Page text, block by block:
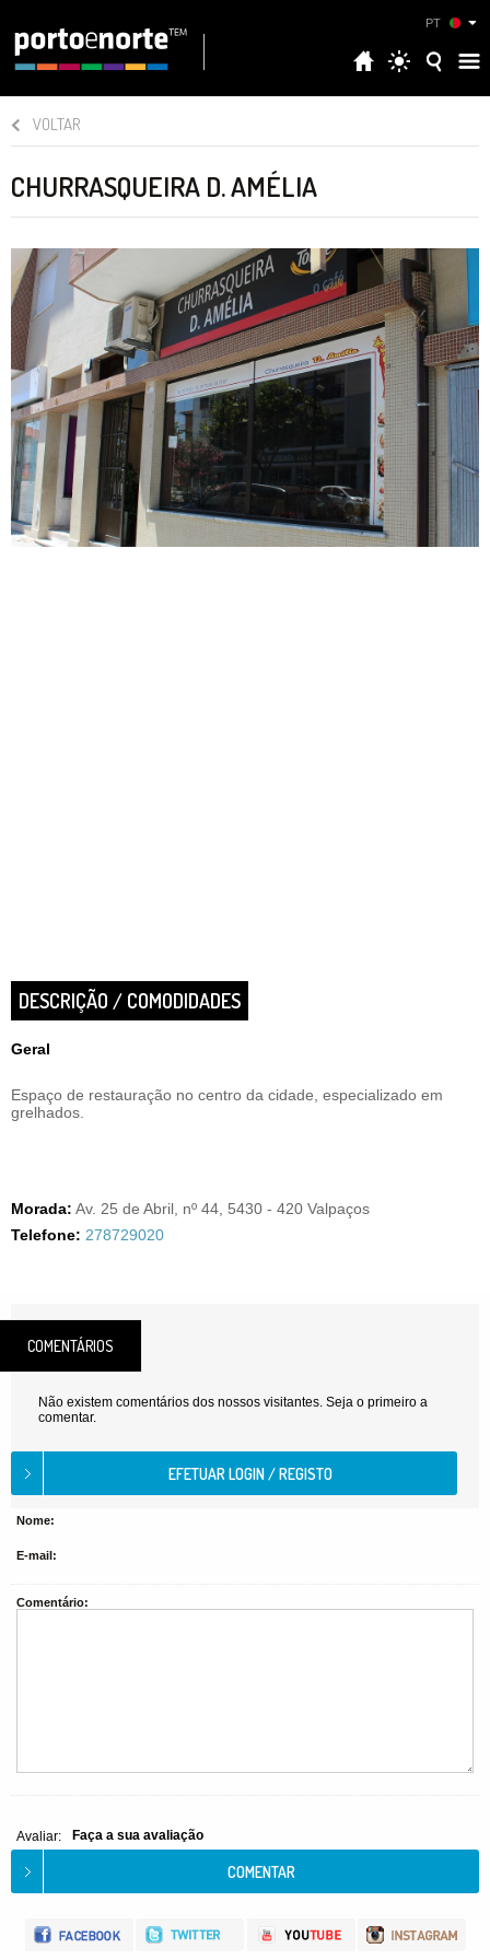
PT
VOLTAR
CHURRASQUEIRA D. AMÉLIA
DESCRIÇÃO / COMODIDADES
Geral
Espaço de restauração no centro da cidade, especializado em
grelhados.
Morada: Av. 25 de Abril, nº 44, 5430 - 420 Valpaços
Telefone: 278729020
COMENTÁRIOS
Não existem comentários dos nossos visitantes. Seja o primeiro a
comentar.
Nome:
E-mail:
Comentário:
Avaliar: Faça a sua avaliação